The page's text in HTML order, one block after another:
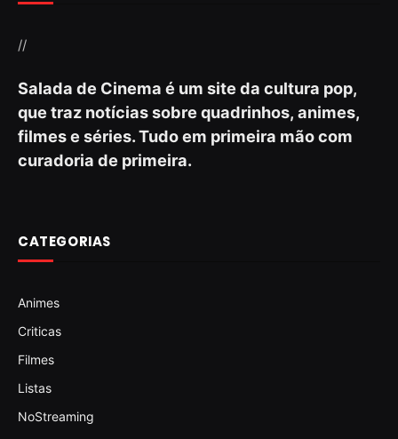
//
Salada de Cinema é um site da cultura pop,
que traz notícias sobre quadrinhos, animes,
filmes e séries. Tudo em primeira mão com
curadoria de primeira.
CATEGORIAS
Animes
Criticas
Filmes
Listas
NoStreaming